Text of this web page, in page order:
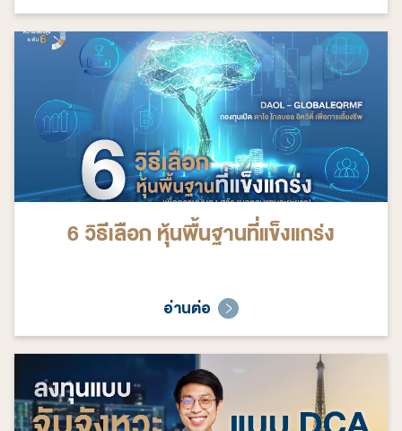
6 วิธีเลือก หุ้นพื้นฐานที่แข็งแกร่ง
อ่านต่อ